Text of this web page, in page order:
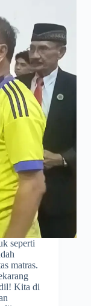
seperti
matras.
Kita di